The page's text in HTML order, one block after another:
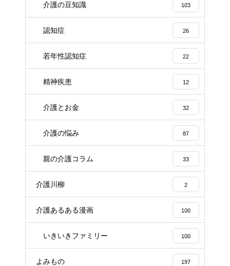
介護の豆知識 103
認知症 26
若年性認知症 22
精神疾患 12
介護とお金 32
介護の悩み 87
親の介護コラム 33
介護川柳 2
介護あるある漫画 100
いきいきファミリー 100
よみもの 197